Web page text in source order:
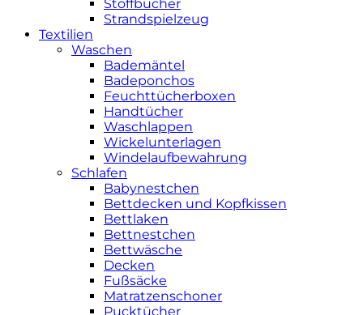
Stoffbücher
Strandspielzeug
Textilien
Waschen
Bademäntel
Badeponchos
Feuchttücherboxen
Handtücher
Waschlappen
Wickelunterlagen
Windelaufbewahrung
Schlafen
Babynestchen
Bettdecken und Kopfkissen
Bettlaken
Bettnestchen
Bettwäsche
Decken
Fußsäcke
Matratzenschoner
Pucktücher